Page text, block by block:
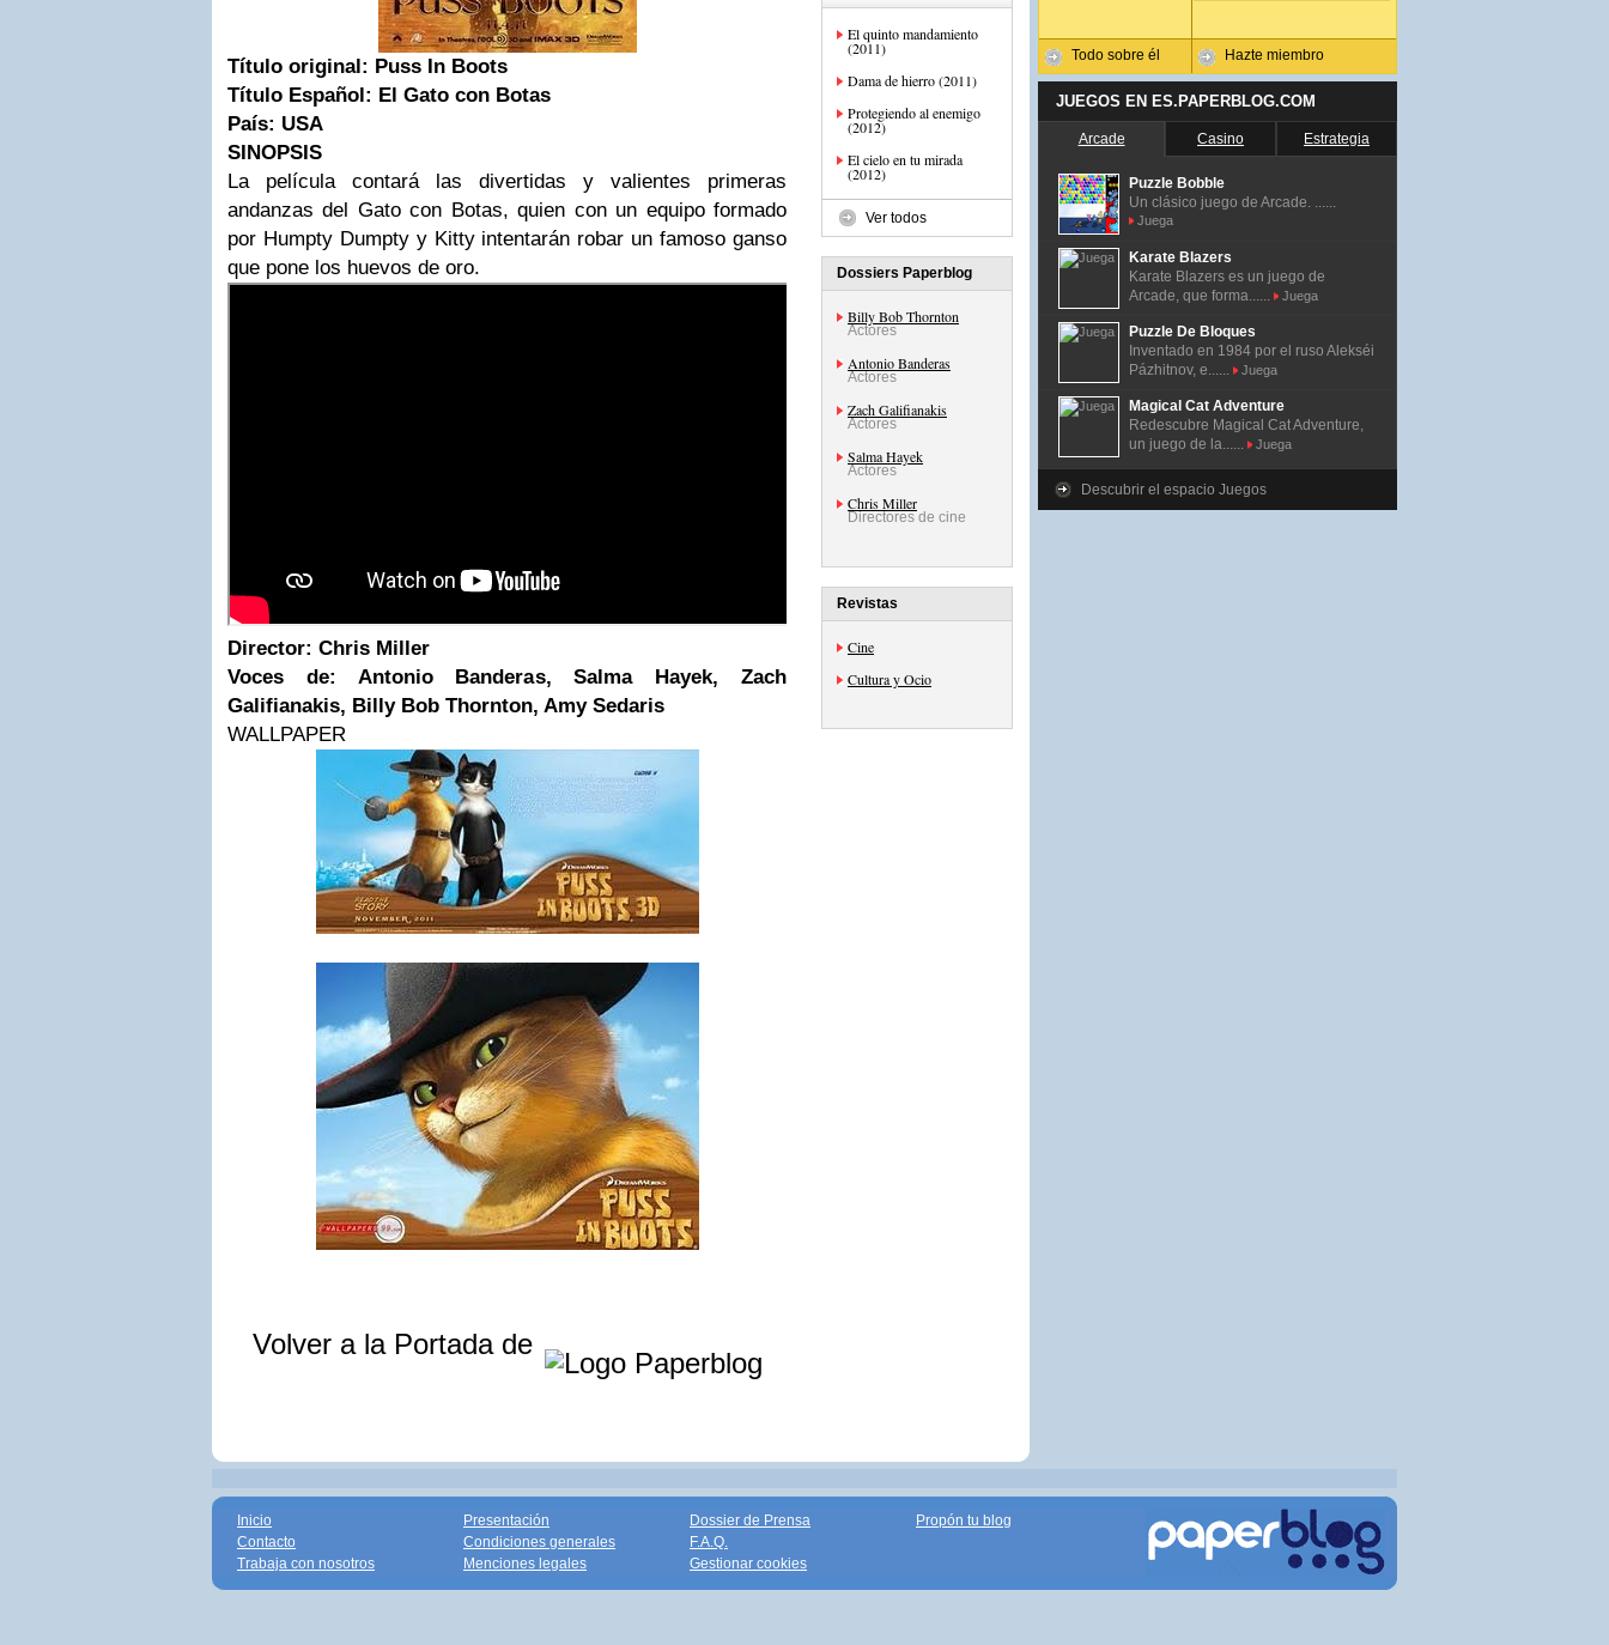
Título original: Puss In Boots
Título Español: El Gato con Botas
País: USA
SINOPSIS
La película contará las divertidas y valientes primeras
andanzas del Gato con Botas, quien con un equipo formado
por Humpty Dumpty y Kitty intentarán robar un famoso ganso
que pone los huevos de oro.
Director: Chris Miller
Voces de: Antonio Banderas, Salma Hayek, Zach
Galifianakis, Billy Bob Thornton, Amy Sedaris
WALLPAPER
Volver a la Portada de
El quinto mandamiento
(2011)
Dama de hierro (2011)
Protegiendo al enemigo
(2012)
El cielo en tu mirada
(2012)
Ver todos
Dossiers Paperblog
Billy Bob Thornton
Actores
Antonio Banderas
Actores
Zach Galifianakis
Actores
Salma Hayek
Actores
Chris Miller
Directores de cine
Revistas
Cine
Cultura y Ocio
Todo sobre él Hazte miembro
JUEGOS EN ES.PAPERBLOG.COM
Arcade Casino Estrategia
Puzzle Bobble
Un clásico juego de Arcade. ......
Juega
Karate Blazers
Karate Blazers es un juego de
Arcade, que forma......
Juega
Puzzle De Bloques
Inventado en 1984 por el ruso Alekséi
Pázhitnov, e......
Juega
Magical Cat Adventure
Redescubre Magical Cat Adventure,
un juego de la......
Juega
Descubrir el espacio Juegos
Inicio
Contacto
Trabaja con nosotros
Presentación
Condiciones generales
Menciones legales
Dossier de Prensa
F.A.Q.
Gestionar cookies
Propón tu blog